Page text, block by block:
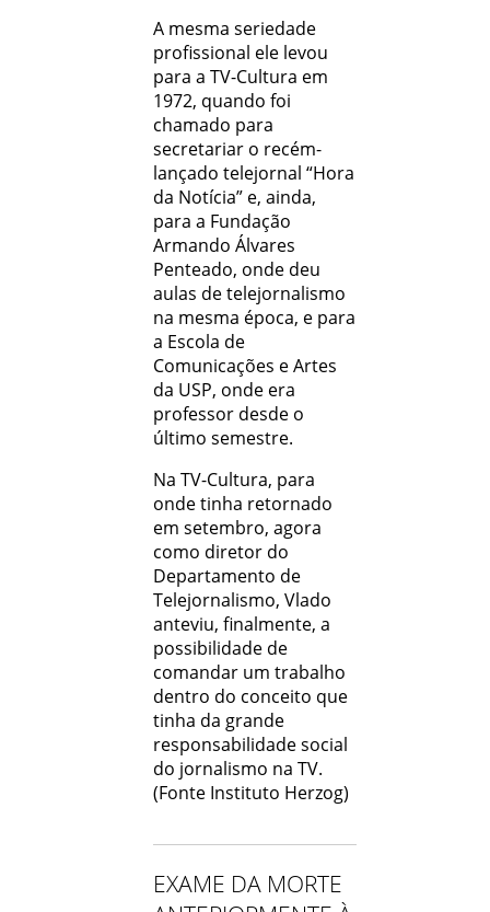
A mesma seriedade
profissional ele levou
para a TV-Cultura em
1972, quando foi
chamado para
secretariar o recém-
lançado telejornal “Hora
da Notícia” e, ainda,
para a Fundação
Armando Álvares
Penteado, onde deu
aulas de telejornalismo
na mesma época, e para
a Escola de
Comunicações e Artes
da USP, onde era
professor desde o
último semestre.
Na TV-Cultura, para
onde tinha retornado
em setembro, agora
como diretor do
Departamento de
Telejornalismo, Vlado
anteviu, finalmente, a
possibilidade de
comandar um trabalho
dentro do conceito que
tinha da grande
responsabilidade social
do jornalismo na TV.
(Fonte Instituto Herzog)
EXAME DA MORTE